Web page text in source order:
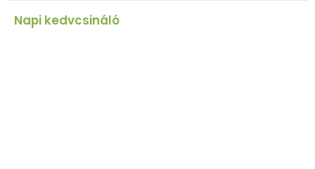
Napi kedvcsináló